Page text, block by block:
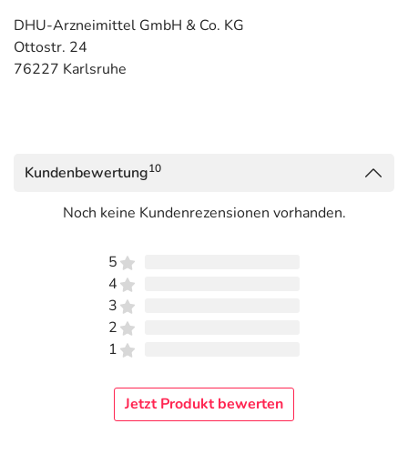
DHU-Arzneimittel GmbH & Co. KG
Ottostr. 24
76227 Karlsruhe
Kundenbewertung10
Noch keine Kundenrezensionen vorhanden.
5
4
3
2
1
Jetzt Produkt bewerten